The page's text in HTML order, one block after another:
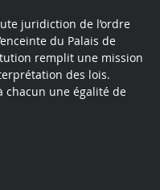
juridiction de l’ordre
du Palais de
remplit une mission
des lois.
chacun une égalité de